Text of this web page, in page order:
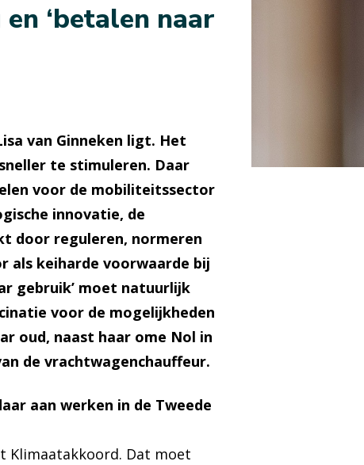
‘betalen naar
van Ginneken ligt. Het
te stimuleren. Daar
voor de mobiliteitssector
innovatie, de
door reguleren, normeren
als keiharde voorwaarde bij
gebruik’ moet natuurlijk
voor de mogelijkheden
oud, naast haar ome Nol in
de vrachtwagenchauffeur.
aan werken in de Tweede
Klimaatakkoord. Dat moet